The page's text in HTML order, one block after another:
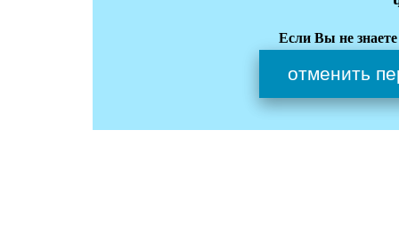
Если Вы не
отменить